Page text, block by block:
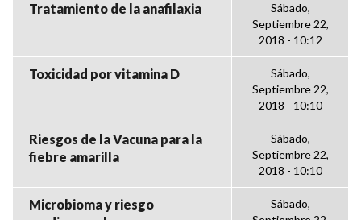
Tratamiento de la anafilaxia
Sábado,
Septiembre 22,
2018 - 10:12
Toxicidad por vitamina D
Sábado,
Septiembre 22,
2018 - 10:10
Riesgos de la Vacuna para la
fiebre amarilla
Sábado,
Septiembre 22,
2018 - 10:10
Microbioma y riesgo
Sábado,